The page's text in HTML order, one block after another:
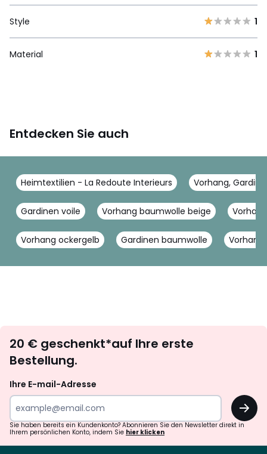
Style 1
Material 1
Entdecken Sie auch
Heimtextilien - La Redoute Interieurs Vorhang,
Gardinen voile Vorhang baumwolle beige
Vorhang ockergelb Gardinen baumwolle
abonnieren
20 € geschenkt*auf Ihre erste
Bestellung.
Ihre E-mail-Adresse
OK
Sie haben bereits ein Kundenkonto? Abonnieren Sie den Newsletter direkt in
Ihrem persönlichen Konto, indem Sie hier klicken